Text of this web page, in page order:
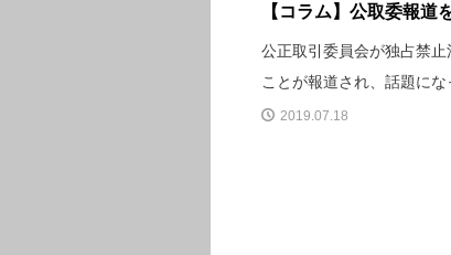
【コラム】公取委報道
公正取引委員会が独占禁
ことが報道され、話題にな
2019.07.18